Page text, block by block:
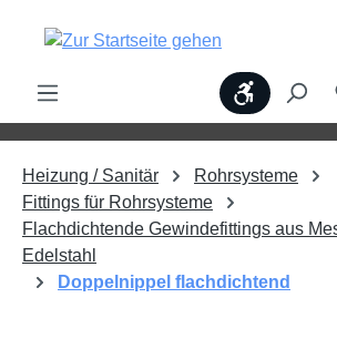
springen
Heizung / Sanitär
Rohrsysteme
Fittings für Rohrsysteme
Flachdichtende Gewindefittings aus
Edelstahl
Doppelnippel flachdichtend